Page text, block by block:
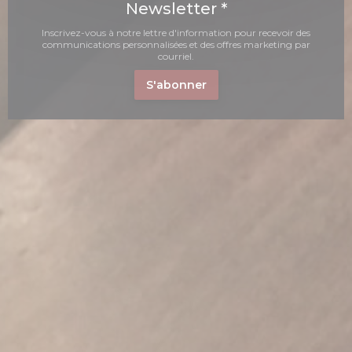
Newsletter *
Inscrivez-vous à notre lettre d'information pour recevoir des
communications personnalisées et des offres marketing par
courriel.
S'abonner